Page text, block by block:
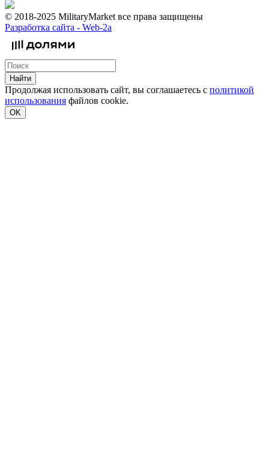
© 2018-2025 MilitaryMarket все права защищены
Разработка сайта - Web-2a
Найти
Продолжая использовать сайт, вы соглашаетесь с политикой
использования файлов cookie.
OK